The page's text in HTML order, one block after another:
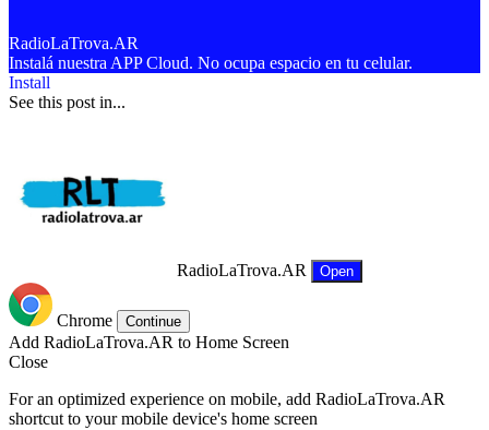
RadioLaTrova.AR
Instalá nuestra APP Cloud. No ocupa espacio en tu celular.
Install
See this post in...
RadioLaTrova.AR Open
Chrome Continue
Add RadioLaTrova.AR to Home Screen
Close
For an optimized experience on mobile, add RadioLaTrova.AR
shortcut to your mobile device's home screen